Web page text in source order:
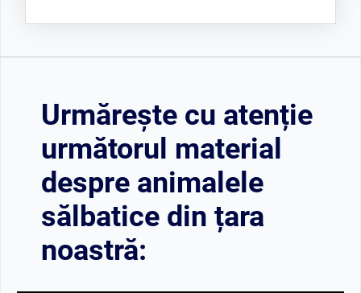
Animale carnivore - vulpe, lup, leu
câine
Urmărește cu atenție
următorul material
despre animalele
sălbatice din țara
noastră: